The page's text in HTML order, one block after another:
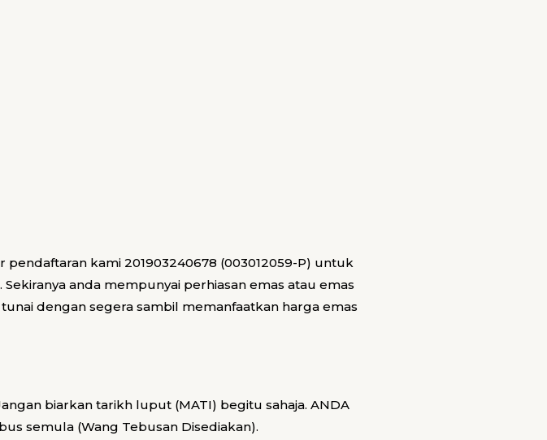
kami 201903240678 (003012059-P) untuk
anda mempunyai perhiasan emas atau emas
dengan segera sambil memanfaatkan harga emas
biarkan tarikh luput (MATI) begitu sahaja. ANDA
semula (Wang Tebusan Disediakan).